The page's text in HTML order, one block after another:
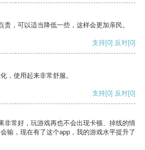
贵，可以适当降低一些，这样会更加亲民。
支持[0] 反对[0]
，使用起来非常舒服。
支持[0] 反对[0]
非常好，玩游戏再也不会出现卡顿、掉线的情
输，现在有了这个app，我的游戏水平提升了